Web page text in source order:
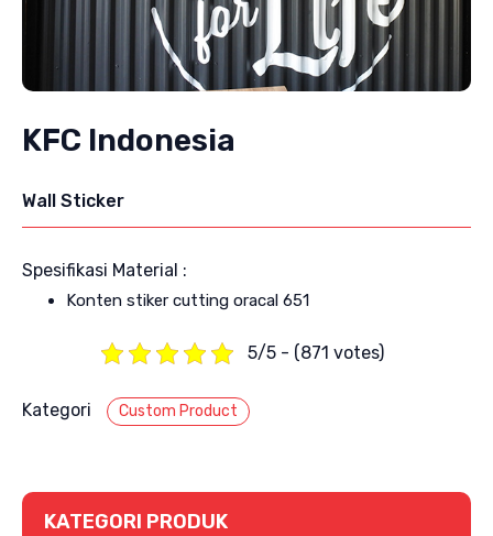
KFC Indonesia
Wall Sticker
Spesifikasi Material :
Konten stiker cutting oracal 651
5/5 - (871 votes)
Kategori Custom Product
KATEGORI PRODUK